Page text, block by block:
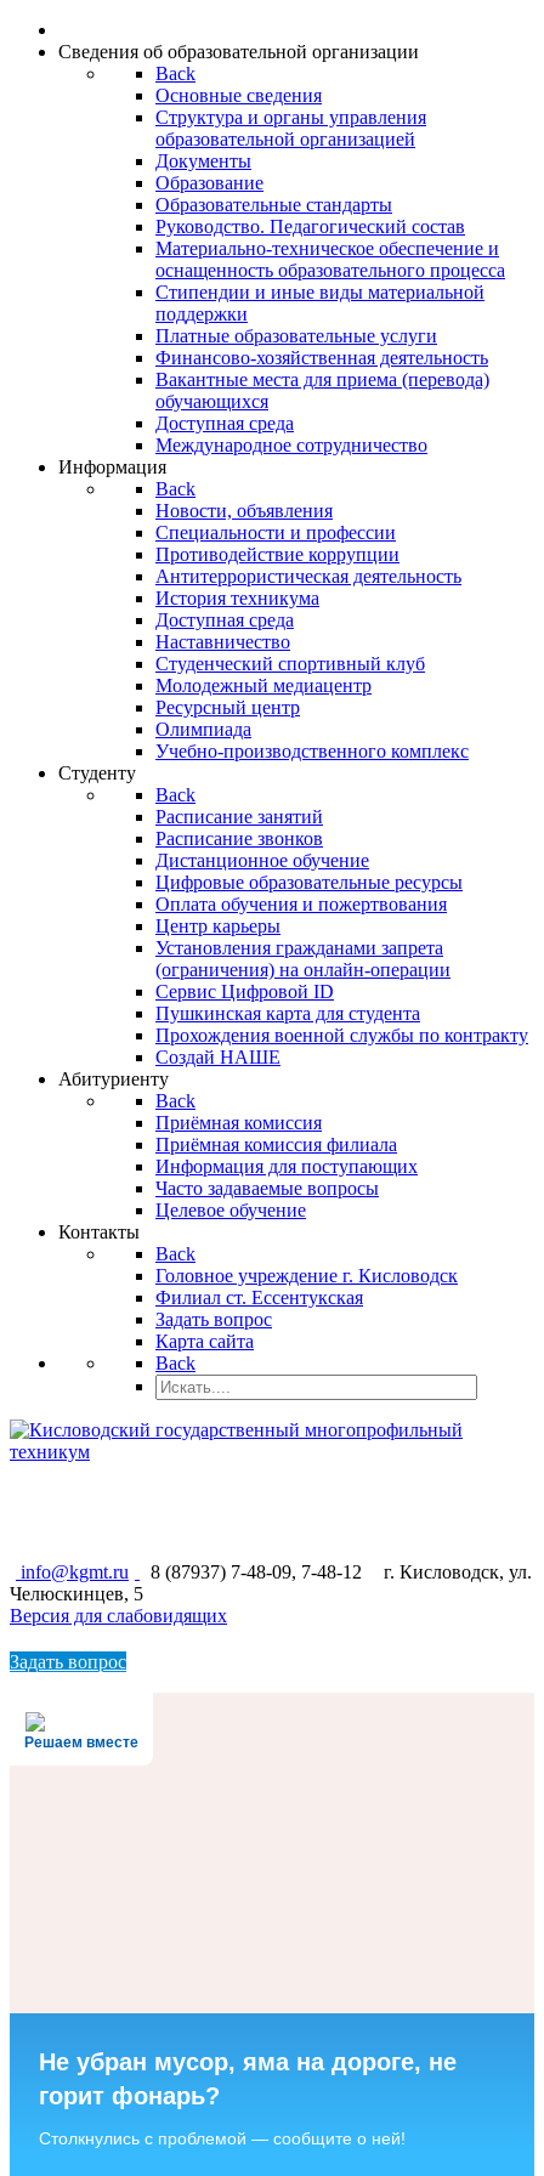
Сведения об образовательной организации
Back
Основные сведения
Структура и органы управления
образовательной организацией
Документы
Образование
Образовательные стандарты
Руководство. Педагогический состав
Материально-техническое обеспечение и
оснащенность образовательного процесса
Стипендии и иные виды материальной
поддержки
Платные образовательные услуги
Финансово-хозяйственная деятельность
Вакантные места для приема (перевода)
обучающихся
Доступная среда
Международное сотрудничество
Информация
Back
Новости, объявления
Специальности и профессии
Противодействие коррупции
Антитеррористическая деятельность
История техникума
Доступная среда
Наставничество
Студенческий спортивный клуб
Молодежный медиацентр
Ресурсный центр
Олимпиада
Учебно-производственного комплекс
Студенту
Back
Расписание занятий
Расписание звонков
Дистанционное обучение
Цифровые образовательные ресурсы
Оплата обучения и пожертвования
Центр карьеры
Установления гражданами запрета
(ограничения) на онлайн-операции
Сервис Цифровой ID
Пушкинская карта для студента
Прохождения военной службы по контракту
Создай НАШЕ
Абитуриенту
Back
Приёмная комиссия
Приёмная комиссия филиала
Информация для поступающих
Часто задаваемые вопросы
Целевое обучение
Контакты
Back
Головное учреждение г. Кисловодск
Филиал ст. Ессентукская
Задать вопрос
Карта сайта
Back
info@kgmt.ru 8 (87937) 7-48-09, 7-48-12
г. Кисловодск, ул.
Челюскинцев, 5
Версия для слабовидящих
Задать вопрос
Решаем вместе
Не убран мусор, яма на дороге, не
горит фонарь?
Столкнулись с проблемой — сообщите о ней!